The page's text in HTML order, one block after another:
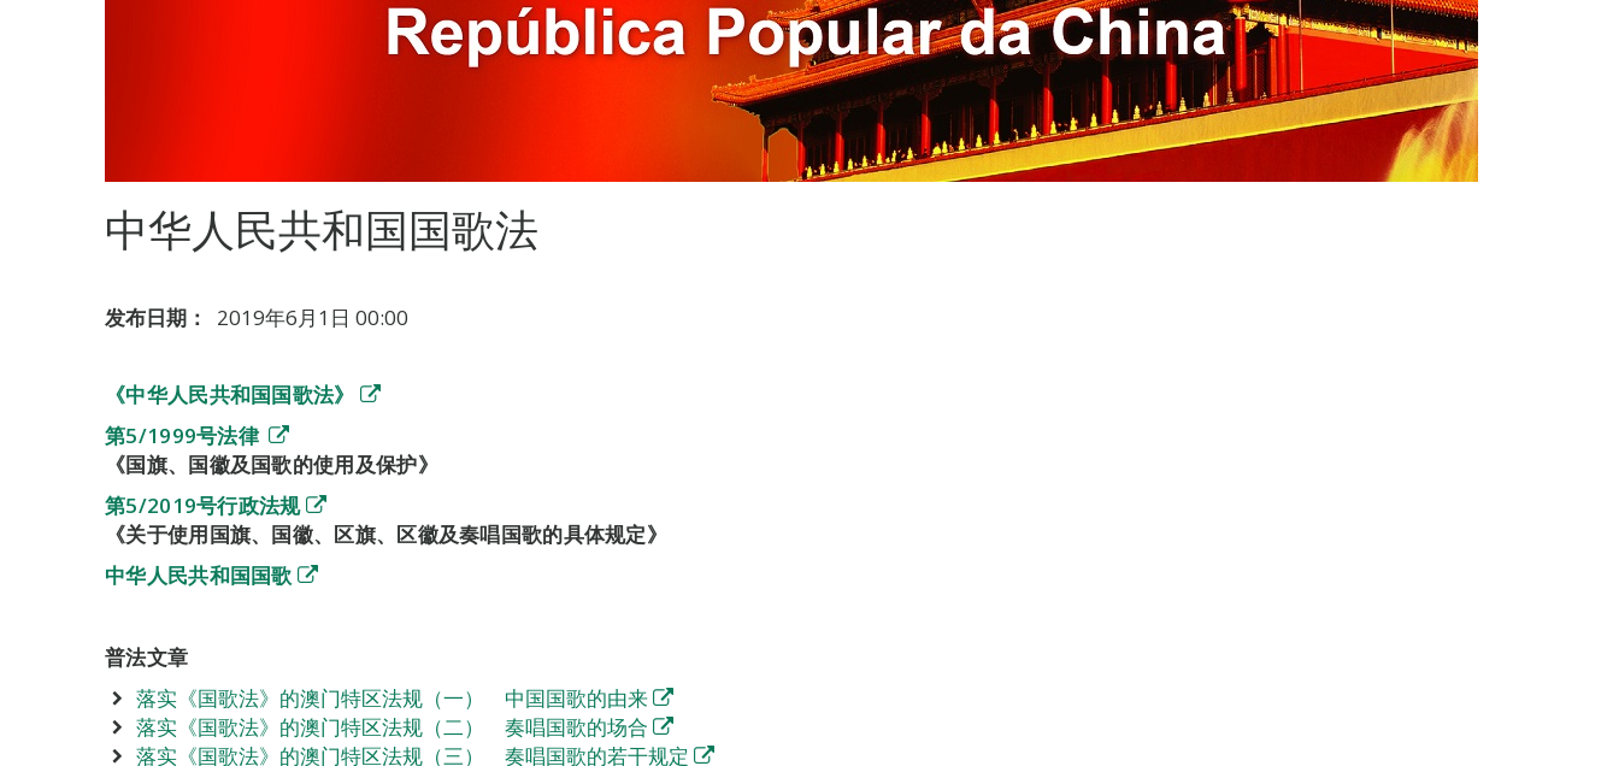
中华人民共和国国歌法
发布日期： 2019年6月1日 00:00
《中华人民共和国国歌法》
第5/1999号法律
《国旗、国徽及国歌的使用及保护》
第5/2019号行政法规
《关于使用国旗、国徽、区旗、区徽及奏唱国歌的具体规定》
中华人民共和国国歌
普法文章
落实《国歌法》的澳门特区法规（一） 中国国歌的由来
落实《国歌法》的澳门特区法规（二） 奏唱国歌的场合
落实《国歌法》的澳门特区法规（三） 奏唱国歌的若干规定